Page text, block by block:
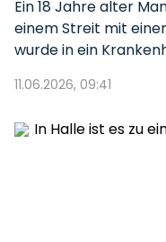
Ein 18 Jahre alter
einem Streit mit
wurde in ein
11.06.2026, 09:41